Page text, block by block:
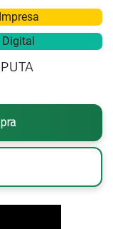
Impresa
Digital